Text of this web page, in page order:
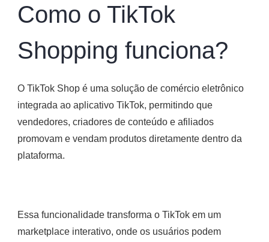
Como o TikTok
Shopping funciona?
O TikTok Shop é uma solução de comércio eletrônico
integrada ao aplicativo TikTok, permitindo que
vendedores, criadores de conteúdo e afiliados
promovam e vendam produtos diretamente dentro da
plataforma.
Essa funcionalidade transforma o TikTok em um
marketplace interativo, onde os usuários podem